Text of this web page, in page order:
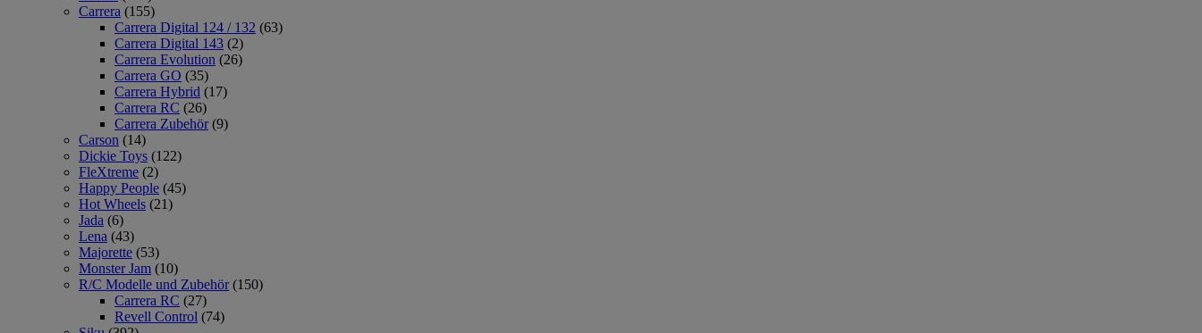
Carrera (155)
Carrera Digital 124 / 132 (63)
Carrera Digital 143 (2)
Carrera Evolution (26)
Carrera GO (35)
Carrera Hybrid (17)
Carrera RC (26)
Carrera Zubehör (9)
Carson (14)
Dickie Toys (122)
FleXtreme (2)
Happy People (45)
Hot Wheels (21)
Jada (6)
Lena (43)
Majorette (53)
Monster Jam (10)
R/C Modelle und Zubehör (150)
Carrera RC (27)
Revell Control (74)